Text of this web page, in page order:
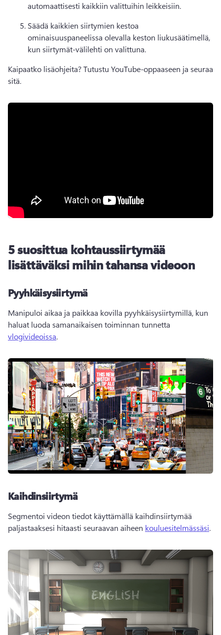
automaattisesti kaikkiin valittuihin leikkeisiin.
Säädä kaikkien siirtymien kestoa
ominaisuuspaneelissa olevalla keston liukusäätimellä,
kun siirtymät-välilehti on valittuna.
Kaipaatko lisäohjeita? Tutustu YouTube-oppaaseen ja seuraa
sitä.
5 suosittua kohtaussiirtymää
lisättäväksi mihin tahansa videoon
Pyyhkäisysiirtymä
Manipuloi aikaa ja paikkaa kovilla pyyhkäisysiirtymillä, kun
haluat luoda samanaikaisen toiminnan tunnetta
vlogivideoissa.
Kaihdinsiirtymä
Segmentoi videon tiedot käyttämällä kaihdinsiirtymää
paljastaaksesi hitaasti seuraavan aiheen kouluesitelmässäsi.